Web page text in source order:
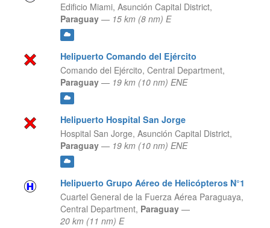
Edificio Miami, Asunción Capital District,
Paraguay — 15 km (8 nm) E
Helipuerto Comando del Ejército
Comando del Ejército, Central Department,
Paraguay — 19 km (10 nm) ENE
Helipuerto Hospital San Jorge
Hospital San Jorge, Asunción Capital District,
Paraguay — 19 km (10 nm) ENE
Helipuerto Grupo Aéreo de Helicópteros N°1
Cuartel General de la Fuerza Aérea Paraguaya,
Central Department, Paraguay —
20 km (11 nm) E